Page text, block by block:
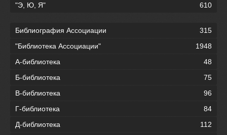
"Э, Ю, Я"
610
Библиография Ассоциации
315
"Библиотека Ассоциации"
1948
А-библиотека
48
Б-библиотека
75
В-библиотека
96
Г-библиотека
84
Д-библиотека
112